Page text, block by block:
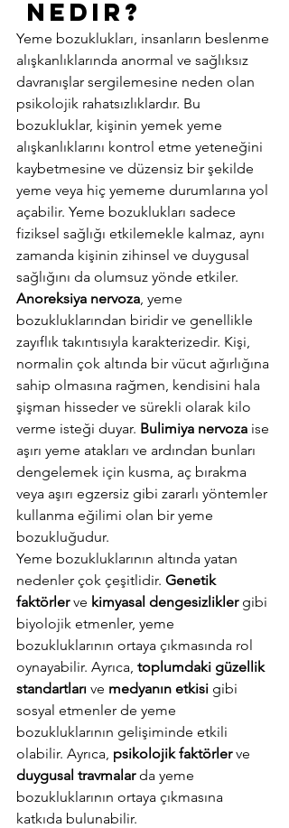
Nedir?
Yeme bozuklukları, insanların beslenme
alışkanlıklarında anormal ve sağlıksız
davranışlar sergilemesine neden olan
psikolojik rahatsızlıklardır. Bu
bozukluklar, kişinin yemek yeme
alışkanlıklarını kontrol etme yeteneğini
kaybetmesine ve düzensiz bir şekilde
yeme veya hiç yememe durumlarına yol
açabilir. Yeme bozuklukları sadece
fiziksel sağlığı etkilemekle kalmaz, aynı
zamanda kişinin zihinsel ve duygusal
sağlığını da olumsuz yönde etkiler.
Anoreksiya nervoza, yeme
bozukluklarından biridir ve genellikle
zayıflık takıntısıyla karakterizedir. Kişi,
normalin çok altında bir vücut ağırlığına
sahip olmasına rağmen, kendisini hala
şişman hisseder ve sürekli olarak kilo
verme isteği duyar. Bulimiya nervoza ise
aşırı yeme atakları ve ardından bunları
dengelemek için kusma, aç bırakma
veya aşırı egzersiz gibi zararlı yöntemler
kullanma eğilimi olan bir yeme
bozukluğudur.
Yeme bozukluklarının altında yatan
nedenler çok çeşitlidir. Genetik
faktörler ve kimyasal dengesizlikler gibi
biyolojik etmenler, yeme
bozukluklarının ortaya çıkmasında rol
oynayabilir. Ayrıca, toplumdaki güzellik
standartları ve medyanın etkisi gibi
sosyal etmenler de yeme
bozukluklarının gelişiminde etkili
olabilir. Ayrıca, psikolojik faktörler ve
duygusal travmalar da yeme
bozukluklarının ortaya çıkmasına
katkıda bulunabilir.